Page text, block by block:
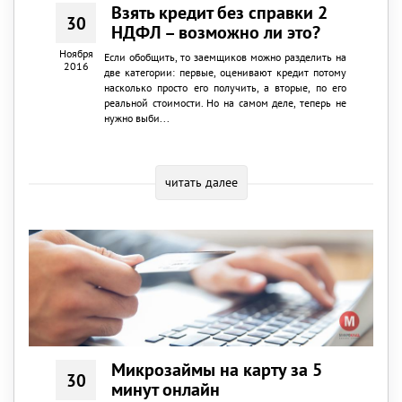
30
Ноября
2016
Взять кредит без справки 2
НДФЛ – возможно ли это?
Если обобщить, то заемщиков можно разделить на
две категории: первые, оценивают кредит потому
насколько просто его получить, а вторые, по его
реальной стоимости. Но на самом деле, теперь не
нужно выби...
читать далее
30
Микрозаймы на карту за 5
минут онлайн